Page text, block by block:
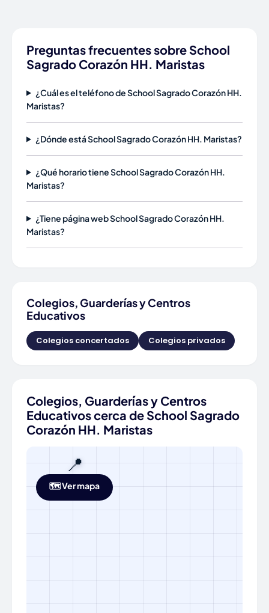
Preguntas frecuentes sobre School
Sagrado Corazón HH. Maristas
¿Cuál es el teléfono de School Sagrado Corazón HH.
Maristas?
¿Dónde está School Sagrado Corazón HH. Maristas?
¿Qué horario tiene School Sagrado Corazón HH.
Maristas?
¿Tiene página web School Sagrado Corazón HH.
Maristas?
Colegios, Guarderías y Centros
Educativos
Colegios concertados Colegios privados
Colegios, Guarderías y Centros
Educativos cerca de School Sagrado
Corazón HH. Maristas
📍
🗺️ Ver mapa